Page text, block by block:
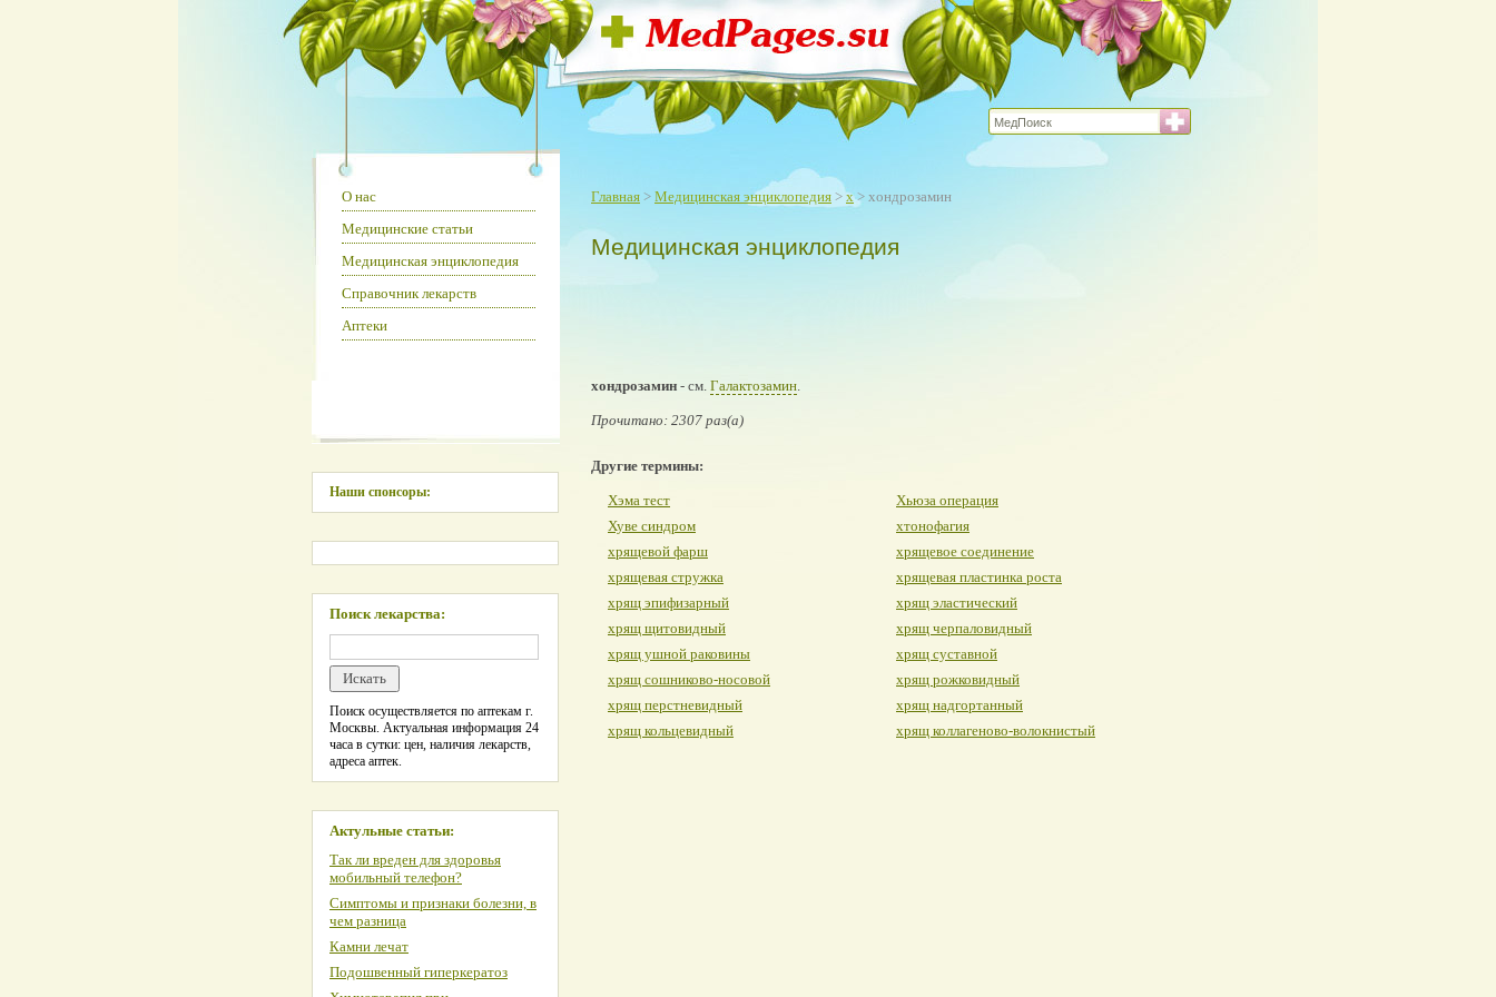
Главная > Медицинская энциклопедия > х> хондрозамин
Медицинская энциклопедия
хондрозамин - см. Галактозамин.
Прочитано: 2307 раз(а)
Другие термины:
Хэма тест
Хьюза операция
Хуве синдром
хтонофагия
хрящевой фарш
хрящевое соединение
хрящевая стружка
хрящевая пластинка роста
хрящ эпифизарный
хрящ эластический
хрящ щитовидный
хрящ черпаловидный
хрящ ушной раковины
хрящ суставной
хрящ сошниково-носовой
хрящ рожковидный
хрящ перстневидный
хрящ надгортанный
хрящ кольцевидный
хрящ коллагеново-волокнистый
О нас
Медицинские статьи
Медицинская энциклопедия
Справочник лекарств
Аптеки
Наши спонсоры:
Поиск лекарства:
Поиск осуществляется по аптекам г.
Москвы. Актуальная информация 24
часа в сутки: цен, наличия лекарств,
адреса аптек.
Актульные статьи:
Так ли вреден для здоровья
мобильный телефон?
Симптомы и признаки болезни, в
чем разница
Камни лечат
Подошвенный гиперкератоз